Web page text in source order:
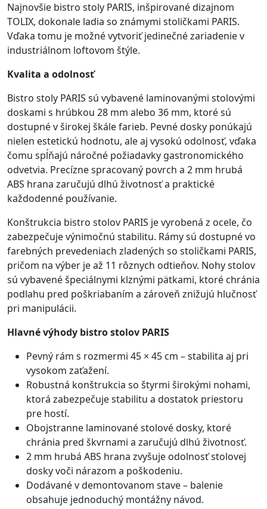
Najnovšie bistro stoly PARIS, inšpirované dizajnom
TOLIX, dokonale ladia so známymi stoličkami PARIS.
Vďaka tomu je možné vytvoriť jedinečné zariadenie v
industriálnom loftovom štýle.
Kvalita a odolnosť
Bistro stoly PARIS sú vybavené laminovanými stolovými
doskami s hrúbkou 28 mm alebo 36 mm, ktoré sú
dostupné v širokej škále farieb. Pevné dosky ponúkajú
nielen estetickú hodnotu, ale aj vysokú odolnosť, vďaka
čomu spĺňajú náročné požiadavky gastronomického
odvetvia. Precízne spracovaný povrch a 2 mm hrubá
ABS hrana zaručujú dlhú životnosť a praktické
každodenné používanie.
Konštrukcia bistro stolov PARIS je vyrobená z ocele, čo
zabezpečuje výnimočnú stabilitu. Rámy sú dostupné vo
farebných prevedeniach zladených so stoličkami PARIS,
pričom na výber je až 11 rôznych odtieňov. Nohy stolov
sú vybavené špeciálnymi klznými pätkami, ktoré chránia
podlahu pred poškriabaním a zároveň znižujú hlučnosť
pri manipulácii.
Hlavné výhody bistro stolov PARIS
Pevný rám s rozmermi 45 × 45 cm – stabilita aj pri
vysokom zaťažení.
Robustná konštrukcia so štyrmi širokými nohami,
ktorá zabezpečuje stabilitu a dostatok priestoru
pre hostí.
Obojstranne laminované stolové dosky, ktoré
chránia pred škvrnami a zaručujú dlhú životnosť.
2 mm hrubá ABS hrana zvyšuje odolnosť stolovej
dosky voči nárazom a poškodeniu.
Dodávané v demontovanom stave – balenie
obsahuje jednoduchý montážny návod.